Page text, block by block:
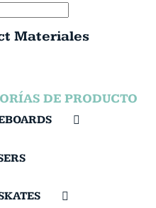
Materiales
DE PRODUCTO